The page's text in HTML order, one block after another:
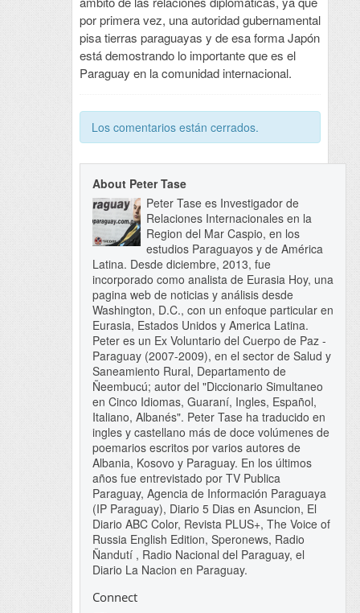
por primera vez, una autoridad gubernamental
pisa tierras paraguayas y de esa forma Japón
está demostrando lo importante que es el
Paraguay en la comunidad internacional.
Los comentarios están cerrados.
About Peter Tase
Peter Tase es Investigador de
Relaciones Internacionales en la
Region del Mar Caspio, en los
estudios Paraguayos y de América
Latina. Desde diciembre, 2013, fue
incorporado como analista de Eurasia Hoy, una
pagina web de noticias y análisis desde
Washington, D.C., con un enfoque particular en
Eurasia, Estados Unidos y America Latina.
Peter es un Ex Voluntario del Cuerpo de Paz -
Paraguay (2007-2009), en el sector de Salud y
Saneamiento Rural, Departamento de
Ñeembucú; autor del "Diccionario Simultaneo
en Cinco Idiomas, Guaraní, Ingles, Español,
Italiano, Albanés". Peter Tase ha traducido en
ingles y castellano más de doce volúmenes de
poemarios escritos por varios autores de
Albania, Kosovo y Paraguay. En los últimos
años fue entrevistado por TV Publica
Paraguay, Agencia de Información Paraguaya
(IP Paraguay), Diario 5 Dias en Asuncion, El
Diario ABC Color, Revista PLUS+, The Voice of
Russia English Edition, Speronews, Radio
Ñandutí , Radio Nacional del Paraguay, el
Diario La Nacion en Paraguay.
Connect